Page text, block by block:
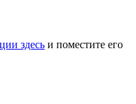
здесь и поместите его